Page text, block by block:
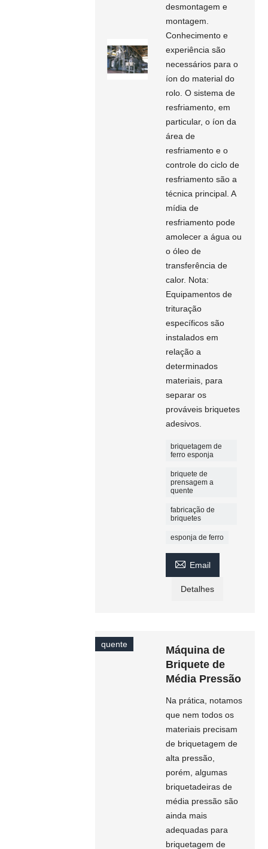
desmontagem e
montagem.
Conhecimento e
experiência são
necessários para o
íon do material do
rolo. O sistema de
resfriamento, em
particular, o íon da
área de
resfriamento e o
controle do ciclo de
resfriamento são a
técnica principal. A
mídia de
resfriamento pode
amolecer a água ou
o óleo de
transferência de
calor. Nota:
Equipamentos de
trituração
específicos são
instalados em
relação a
determinados
materiais, para
separar os
prováveis ​​briquetes
adesivos.
briquetagem de
ferro esponja
briquete de
prensagem a
quente
fabricação de
briquetes
esponja de ferro
 Email
Detalhes
quente
Máquina de
Briquete de
Média Pressão
Na prática, notamos
que nem todos os
materiais precisam
de briquetagem de
alta pressão,
porém, algumas
briquetadeiras de
média pressão são
ainda mais
adequadas para
briquetagem de